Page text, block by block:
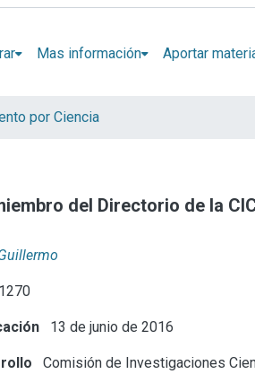
Mas información Aportar
por Ciencia
del Directorio de la
13 de junio de 2016
Comisión de Investigaciones